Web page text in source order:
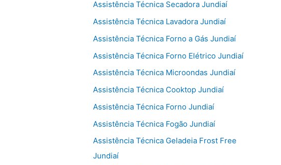
Assistência Técnica Secadora Jundiaí
Assistência Técnica Lavadora Jundiaí
Assistência Técnica Forno a Gás Jundiaí
Assistência Técnica Forno Elétrico Jundiaí
Assistência Técnica Microondas Jundiaí
Assistência Técnica Cooktop Jundiaí
Assistência Técnica Forno Jundiaí
Assistência Técnica Fogão Jundiaí
Assistência Técnica Geladeia Frost Free
Jundiaí